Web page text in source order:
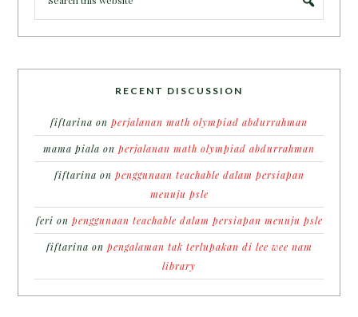
RECENT DISCUSSION
fiftarina on perjalanan math olympiad abdurrahman
mama piala on perjalanan math olympiad abdurrahman
fiftarina on penggunaan teachable dalam persiapan
menuju psle
feri on penggunaan teachable dalam persiapan menuju psle
fiftarina on pengalaman tak terlupakan di lee wee nam
library